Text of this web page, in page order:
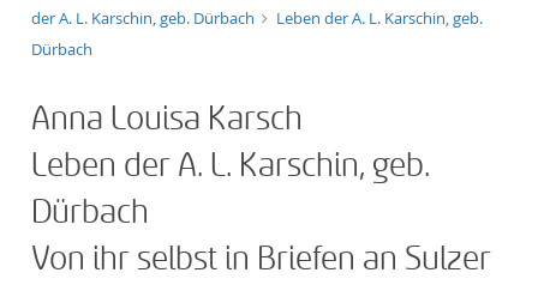
der A. L. Karschin, geb. Dürbach
Leben der A. L. Karschin, geb.
Dürbach
Anna Louisa Karsch
Leben der A. L. Karschin, geb.
Dürbach
Von ihr selbst in Briefen an Sulzer